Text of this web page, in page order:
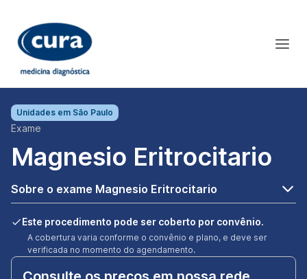
Unidades em São Paulo
Exame
Magnesio Eritrocitario
Sobre o exame Magnesio Eritrocitario
Este procedimento pode ser coberto por convênio.
A cobertura varia conforme o convênio e plano, e deve ser
verificada no momento do agendamento.